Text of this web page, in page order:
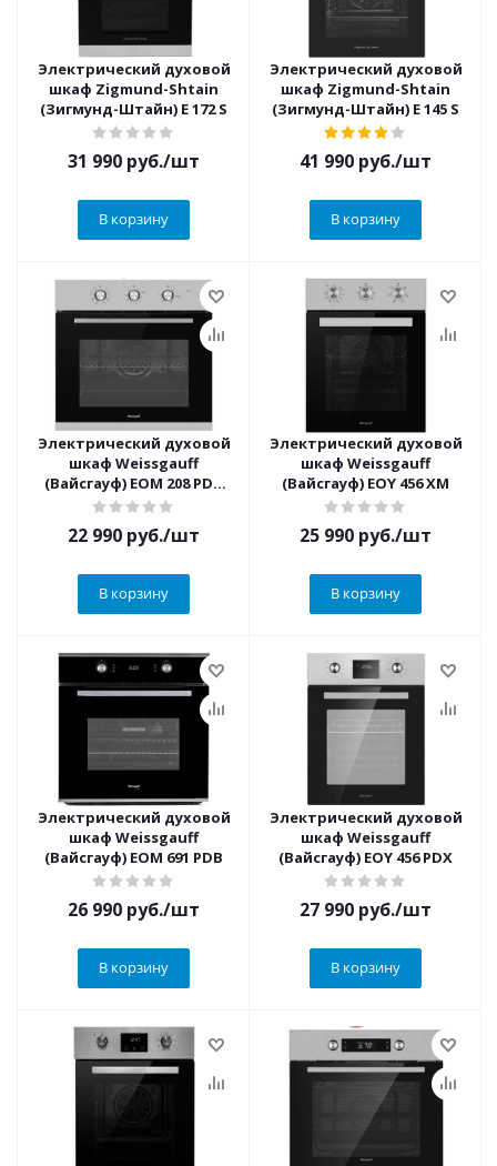
Электрический духовой
шкаф Zigmund-Shtain
(Зигмунд-Штайн) E 172 S
31 990 руб./шт
В корзину
Электрический духовой
шкаф Zigmund-Shtain
(Зигмунд-Штайн) E 145 S
41 990 руб./шт
В корзину
Электрический духовой
шкаф Weissgauff
(Вайсгауф) EOM 208 PDX
Steam Clean
22 990 руб./шт
В корзину
Электрический духовой
шкаф Weissgauff
(Вайсгауф) EOY 456 XM
25 990 руб./шт
В корзину
Электрический духовой
шкаф Weissgauff
(Вайсгауф) EOM 691 PDB
26 990 руб./шт
В корзину
Электрический духовой
шкаф Weissgauff
(Вайсгауф) EOY 456 PDX
27 990 руб./шт
В корзину